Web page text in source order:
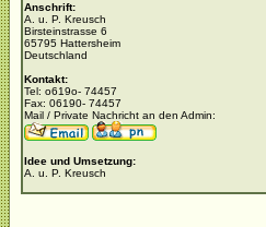
Anschrift:
A. u. P. Kreusch
Birsteinstrasse 6
65795 Hattersheim
Deutschland
Kontakt:
Tel: o619o- 74457
Fax: 06190- 74457
Mail / Private Nachricht an den Admin:
Idee und Umsetzung:
A. u. P. Kreusch